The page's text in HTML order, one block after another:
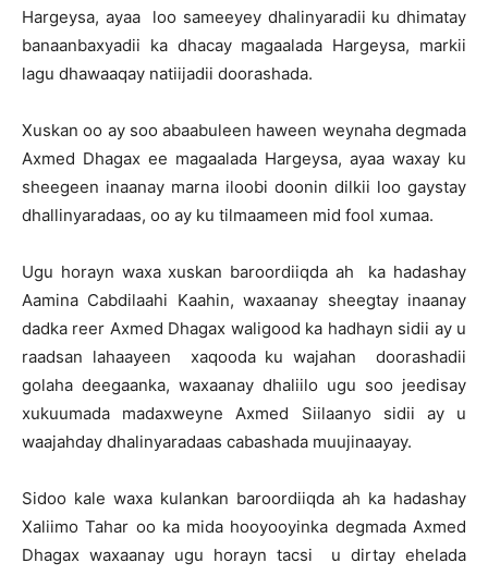
Hargeysa, ayaa loo sameeyey dhalinyaradii ku dhimatay
banaanbaxyadii ka dhacay magaalada Hargeysa, markii
lagu dhawaaqay natiijadii doorashada.
Xuskan oo ay soo abaabuleen haween weynaha degmada
Axmed Dhagax ee magaalada Hargeysa, ayaa waxay ku
sheegeen inaanay marna iloobi doonin dilkii loo gaystay
dhallinyaradaas, oo ay ku tilmaameen mid fool xumaa.
Ugu horayn waxa xuskan baroordiiqda ah ka hadashay
Aamina Cabdilaahi Kaahin, waxaanay sheegtay inaanay
dadka reer Axmed Dhagax waligood ka hadhayn sidii ay u
raadsan lahaayeen xaqooda ku wajahan doorashadii
golaha deegaanka, waxaanay dhaliilo ugu soo jeedisay
xukuumada madaxweyne Axmed Siilaanyo sidii ay u
waajahday dhalinyaradaas cabashada muujinaayay.
Sidoo kale waxa kulankan baroordiiqda ah ka hadashay
Xaliimo Tahar oo ka mida hooyooyinka degmada Axmed
Dhagax waxaanay ugu horayn tacsi u dirtay ehelada